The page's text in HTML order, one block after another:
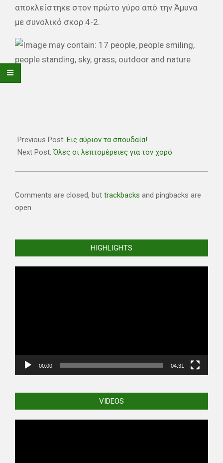
αποκλείστηκε στον πρώτο γύρο από την Άμυνα
με συνολικό σκορ 4-2.
12-
07
Previous Post: Εις αύριον τα σπουδαία!
Next Post:Όλες οι λεπτομέρειες για τον χορό
Comments are closed, but trackbacks and pingbacks are
open.
HIGHLIGHTS
00:00 04:31
VIDEOS